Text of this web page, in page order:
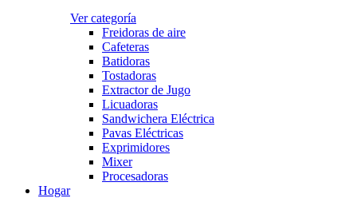
Ver categoría
Freidoras de aire
Cafeteras
Batidoras
Tostadoras
Extractor de Jugo
Licuadoras
Sandwichera Eléctrica
Pavas Eléctricas
Exprimidores
Mixer
Procesadoras
Hogar